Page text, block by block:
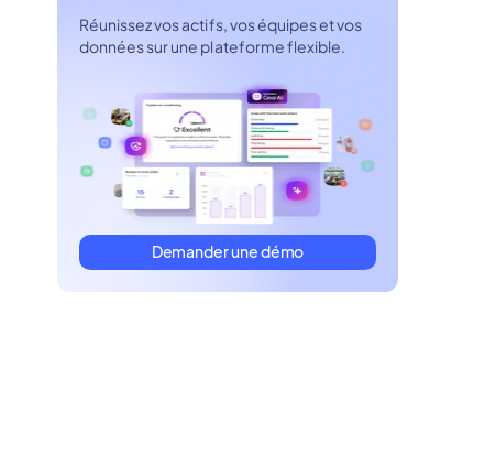
Réunissez vos actifs, vos équipes et vos
données sur une plateforme flexible.
Demander une démo